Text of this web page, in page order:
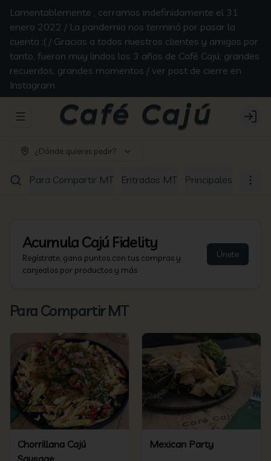
Lamentablemente , cerramos indefinidamente el 31
enero 2022 / La pandemia nos terminó por pasar la
cuenta :( / Gracias a todos nuestros clientes y amigos por
tanto, fueron muy lindos los 3 años de Café Cajú, grandes
recuerdos, grandes momentos / ver post de cierre en
Instagram
Abrir menu de navegación Login
¿Dónde quieres pedir?
Para Compartir MT Entradas MT Principales MT
Acumula Cajú Fidelity
Regístrate, gana puntos con tus compras y
canjealos por productos y más
Únete
Para Compartir MT
Chorrillana Cajú
Sausage
Mexican Party